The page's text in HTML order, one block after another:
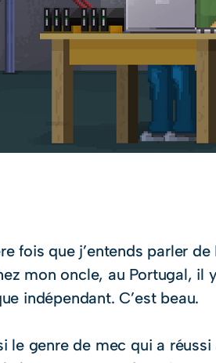
fois que j’entends parler
mon oncle, au Portugal, il
indépendant. C’est beau.
le genre de mec qui a